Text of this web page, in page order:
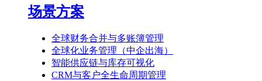
场景方案
全球财务合并与多账簿管理
全球化业务管理（中企出海）
智能供应链与库存可视化
CRM与客户全生命周期管理